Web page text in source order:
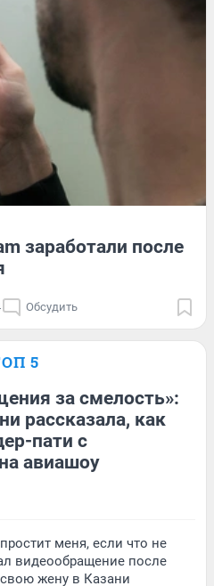
заработали после
Обсудить
5
за смелость»:
рассказала, как
пати с
авиашоу
меня, если что не
видеообращение после
свою жену в Казани